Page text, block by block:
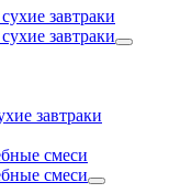
завтраки
завтраки
завтраки
смеси
смеси